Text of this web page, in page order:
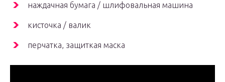
наждачная бумага / шлифовальная машина
кисточка / валик
перчатка, защиткая маска